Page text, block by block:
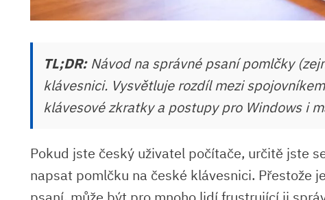
TL;DR:Návod na správné psaní pomlčky
klávesnici. Vysvětluje rozdíl mezi
klávesové zkratky a postupy pro Windows i
Pokud jste český uživatel počítače, určitě jste
napsat pomlčku na české klávesnici. Přestože